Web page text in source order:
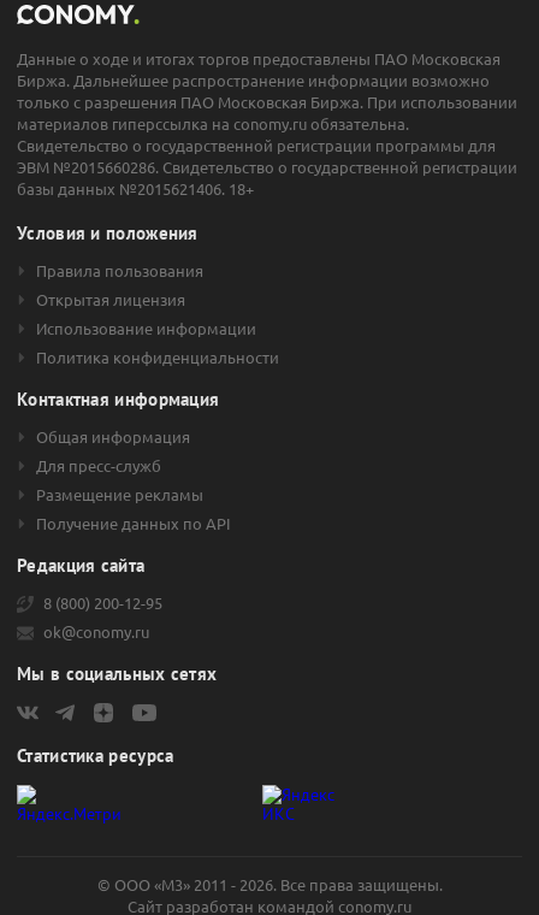
Данные о ходе и итогах торгов предоставлены ПАО Московская
Биржа. Дальнейшее распространение информации возможно
только с разрешения ПАО Московская Биржа. При использовании
материалов гиперссылка на conomy.ru обязательна.
Свидетельство о государственной регистрации программы для
ЭВМ №2015660286. Свидетельство о государственной регистрации
базы данных №2015621406. 18+
Условия и положения
Правила пользования
Открытая лицензия
Использование информации
Политика конфиденциальности
Контактная информация
Общая информация
Для пресс-служб
Размещение рекламы
Получение данных по API
Редакция сайта
8 (800) 200-12-95
ok@conomy.ru
Мы в социальных сетях
Статистика ресурса
© ООО «М3» 2011 - 2026. Все права защищены.
Сайт разработан командой conomy.ru